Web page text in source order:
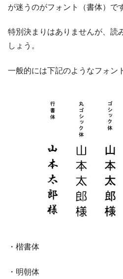
が迷うのがフォント（書体）で
特別決まりはありませんが、読
しょう。
一般的には下記のようなフォン
・楷書体
・明朝体